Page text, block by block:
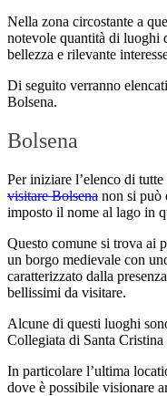
Nella zona circostante a
notevole quantità di luoghi
bellezza e rilevante
Di seguito verranno
Bolsena.
Bolsena
Per iniziare l’elenco di
visitare Bolsena non si può
imposto il nome al lago in
Questo comune si trova ai
un borgo medievale con
caratterizzato dalla
bellissimi da visitare.
Alcune di questi luoghi
Collegiata di Santa
In particolare l’ultima
dove è possibile visionare